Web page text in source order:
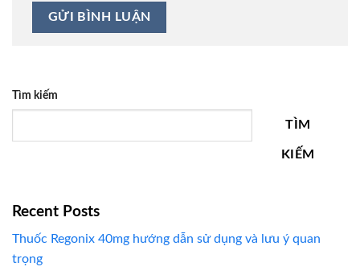
Tìm kiếm
TÌM
KIẾM
Recent Posts
Thuốc Regonix 40mg hướng dẫn sử dụng và lưu ý quan
trọng